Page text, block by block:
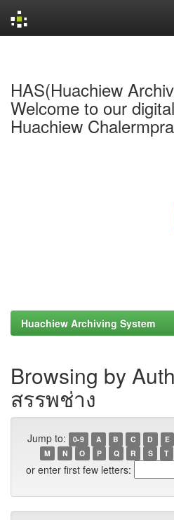
HAS(Huachiew
Welcome to our
Huachiew
Huachiew Archiving System
Browsing by
สรรพช่าง
Jump to: 0-9 A B C D E
M
N O P Q R S T
or enter first few letters: